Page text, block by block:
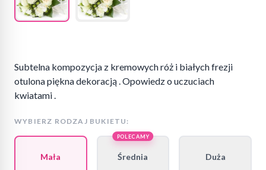
Subtelna kompozycja z kremowych róż i białych frezji
otulona piękna dekoracją . Opowiedz o uczuciach
kwiatami .
WYBIERZ RODZAJ BUKIETU:
Mała
POLECAMY
Średnia Duża